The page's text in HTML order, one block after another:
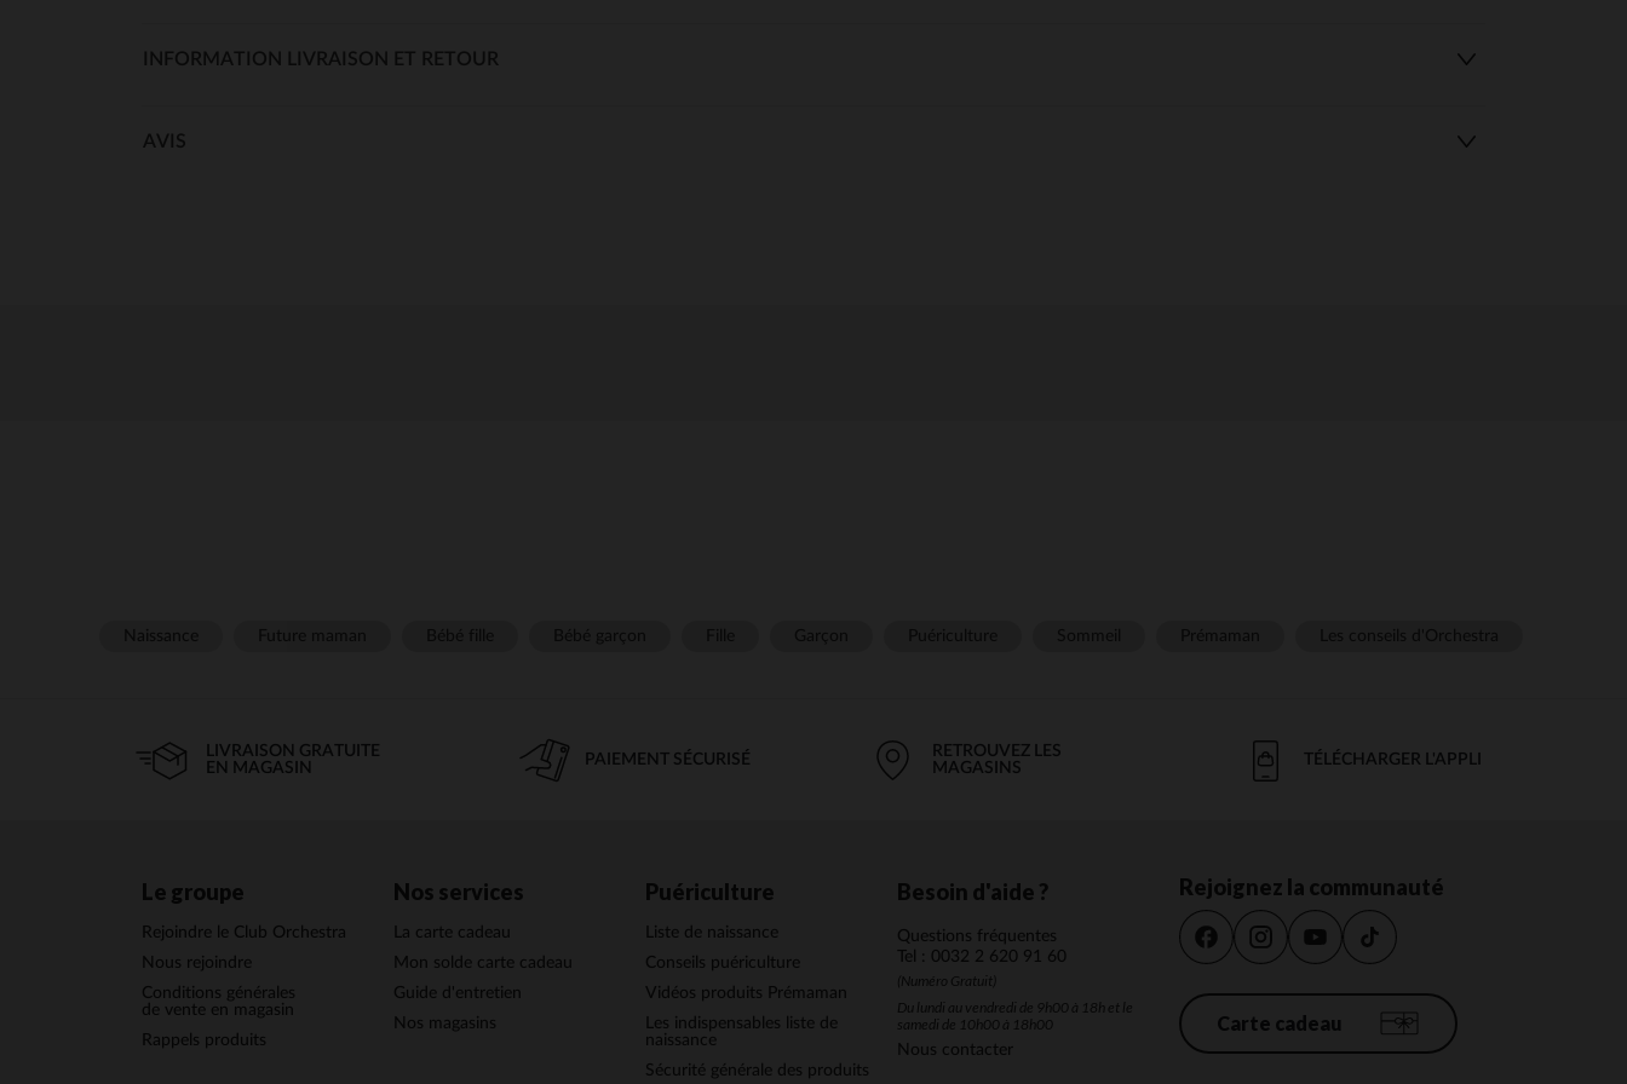
INFORMATION LIVRAISON ET RETOUR
AVIS
LIVRAISON GRATUITE
EN MAGASIN
PAIEMENT SÉCURISÉ
RETROUVEZ LES
MAGASINS
TÉLÉCHARGER L'APPLI
Le groupe
Rejoindre le Club Orchestra
Nous rejoindre
Conditions générales
de vente en magasin
Rappels produits
Nos services
La carte cadeau
Mon solde carte cadeau
Guide d'entretien
Nos magasins
Puériculture
Liste de naissance
Conseils puériculture
Vidéos produits Prémaman
Les indispensables liste de
naissance
Sécurité générale des produits
Besoin d'aide ?
Questions fréquentes
Tel : 0032 2 620 91 60
(Numéro Gratuit)
Du lundi au vendredi de 9h00 à 18h et le
samedi de 10h00 à 18h00
Nous contacter
Rejoignez la communauté
Carte cadeau